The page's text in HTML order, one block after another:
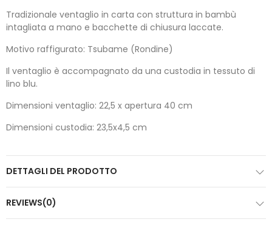
Tradizionale ventaglio in carta con struttura in bambù
intagliata a mano e bacchette di chiusura laccate.
Motivo raffigurato: Tsubame (Rondine)
Il ventaglio è accompagnato da una custodia in tessuto di
lino blu.
Dimensioni ventaglio: 22,5 x apertura 40 cm
Dimensioni custodia: 23,5x4,5 cm
DETTAGLI DEL PRODOTTO
REVIEWS(0)